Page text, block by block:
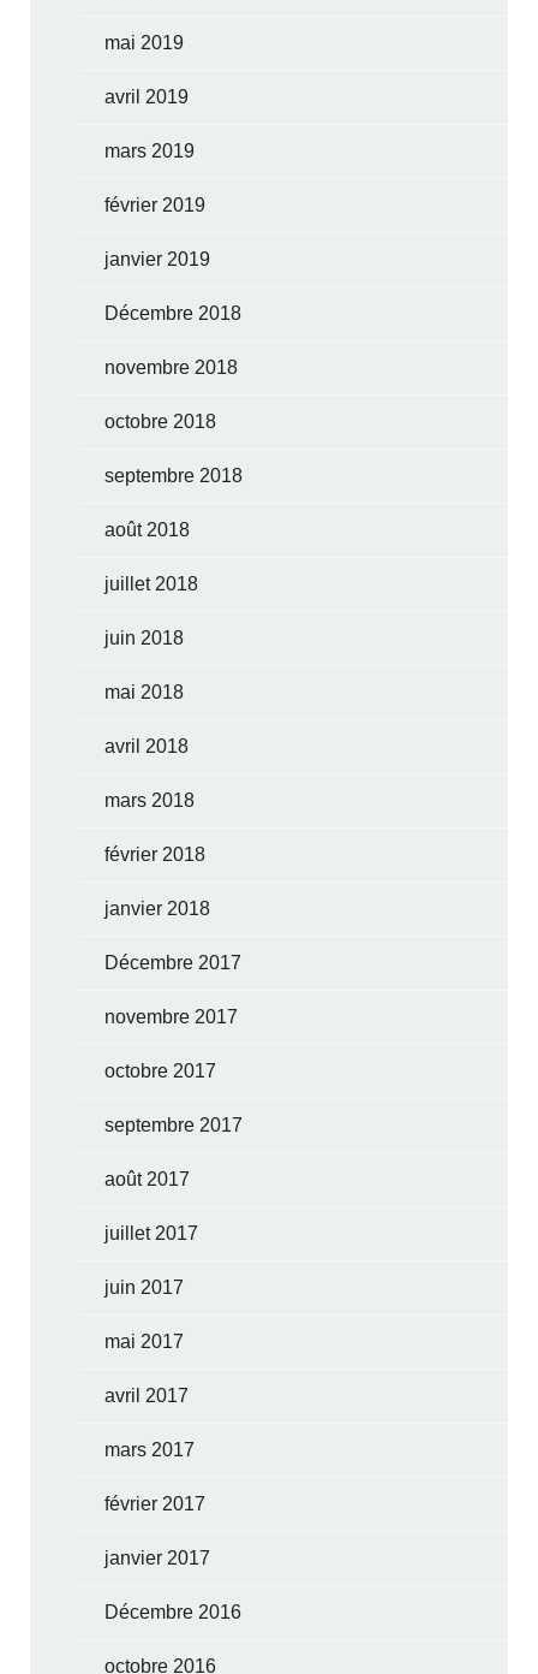
mai 2019
avril 2019
mars 2019
février 2019
janvier 2019
Décembre 2018
novembre 2018
octobre 2018
septembre 2018
août 2018
juillet 2018
juin 2018
mai 2018
avril 2018
mars 2018
février 2018
janvier 2018
Décembre 2017
novembre 2017
octobre 2017
septembre 2017
août 2017
juillet 2017
juin 2017
mai 2017
avril 2017
mars 2017
février 2017
janvier 2017
Décembre 2016
octobre 2016